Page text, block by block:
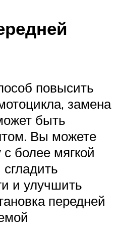
повысить
замена
быть
Вы можете
более мягкой
и улучшить
передней